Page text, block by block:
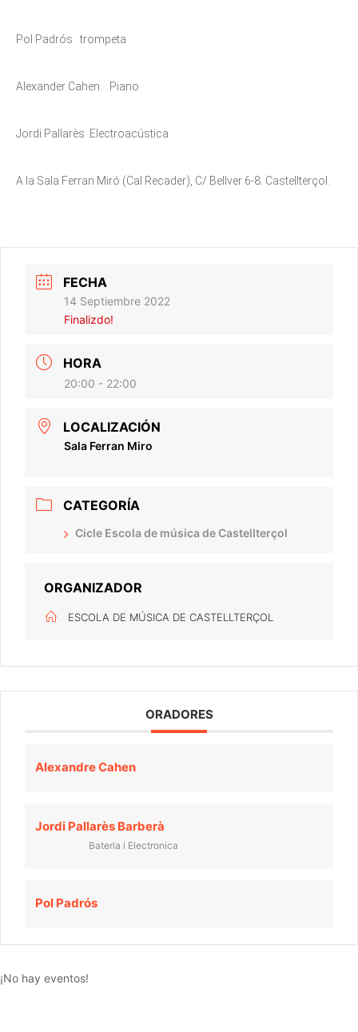
Pol Padrós trompeta
Alexander Cahen Piano
Jordi Pallarès Electroacústica
A la Sala Ferran Miró (Cal Recader), C/ Bellver 6-8. Castellterçol.
FECHA
14 Septiembre 2022
Finalizdo!
HORA
20:00 - 22:00
LOCALIZACIÓN
Sala Ferran Miro
CATEGORÍA
Cicle Escola de música de Castellterçol
ORGANIZADOR
ESCOLA DE MÚSICA DE CASTELLTERÇOL
ORADORES
Alexandre Cahen
Jordi Pallarès Barberà
Bateria i Electronica
Pol Padrós
¡No hay eventos!